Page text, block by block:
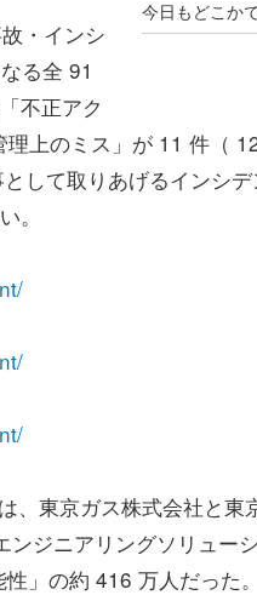
・インシ
る全 91
不正アク
上のミス」が 11 件（
して取りあげるインシ
。
東京ガス株式会社と東
ジニアリングソリュー
」の約 416 万人だった